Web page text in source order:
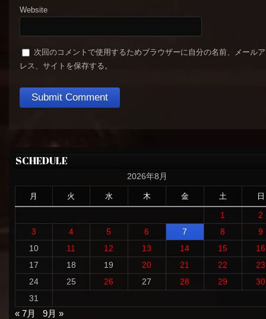
Website
次回のコメントで使用するためブラウザーに自分の名前、メール
レス、サイトを保存する。
SCHEDULE
2026年8月
月 火 水 木 金 土 日
1
2
3
4 5 6 7 8
9
10
11 12 13 14 15
16
17
18 19 20 21 22
23
24
25 26 27 28 29
30
31
« 7月
9月 »